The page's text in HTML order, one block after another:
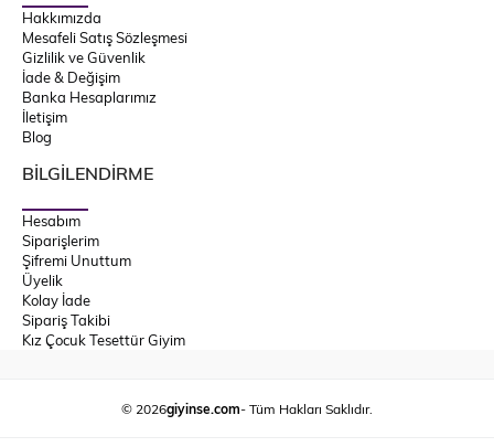
Hakkımızda
Mesafeli Satış Sözleşmesi
Gizlilik ve Güvenlik
İade & Değişim
Banka Hesaplarımız
İletişim
Blog
BİLGİLENDİRME
Hesabım
Siparişlerim
Şifremi Unuttum
Üyelik
Kolay İade
Sipariş Takibi
Kız Çocuk Tesettür Giyim
© 2026giyinse.com- Tüm Hakları Saklıdır.